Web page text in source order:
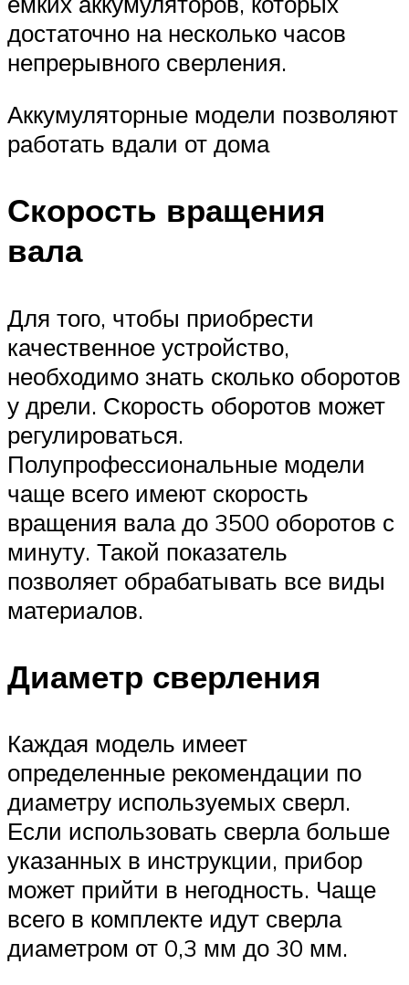
достаточно на несколько часов
непрерывного сверления.
Аккумуляторные модели позволяют
работать вдали от дома
Скорость вращения
вала
Для того, чтобы приобрести
качественное устройство,
необходимо знать сколько оборотов
у дрели. Скорость оборотов может
регулироваться.
Полупрофессиональные модели
чаще всего имеют скорость
вращения вала до 3500 оборотов с
минуту. Такой показатель
позволяет обрабатывать все виды
материалов.
Диаметр сверления
Каждая модель имеет
определенные рекомендации по
диаметру используемых сверл.
Если использовать сверла больше
указанных в инструкции, прибор
может прийти в негодность. Чаще
всего в комплекте идут сверла
диаметром от 0,3 мм до 30 мм.